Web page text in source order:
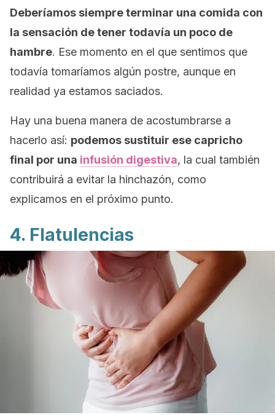
Deberíamos siempre terminar una comida con
la sensación de tener todavía un poco de
hambre. Ese momento en el que sentimos que
todavía tomaríamos algún postre, aunque en
realidad ya estamos saciados.
Hay una buena manera de acostumbrarse a
hacerlo así: podemos sustituir ese capricho
final por una infusión digestiva, la cual también
contribuirá a evitar la hinchazón, como
explicamos en el próximo punto.
4. Flatulencias